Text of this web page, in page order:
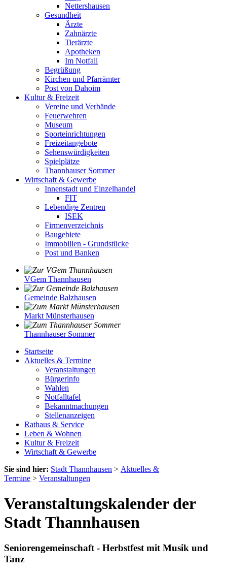
Nettershausen
Gesundheit
Ärzte
Zahnärzte
Tierärzte
Apotheken
Im Notfall
Begrüßung
Kirchen und Pfarrämter
Post von Dahoim
Kultur & Freizeit
Vereine und Verbände
Feuerwehren
Museum
Sporteinrichtungen
Freizeitangebote
Sehenswürdigkeiten
Spielplätze
Thannhauser Sommer
Wirtschaft & Gewerbe
Innenstadt und Einzelhandel
FIT
Lebendige Zentren
ISEK
Firmenverzeichnis
Baugebiete
Immobilien - Grundstücke
Post und Banken
VGem Thannhausen
Gemeinde Balzhausen
Markt Münsterhausen
Thannhauser Sommer
Startseite
Aktuelles & Termine
Veranstaltungen
Bürgerinfo
Wahlen
Notfalltafel
Bekanntmachungen
Stellenanzeigen
Rathaus & Service
Leben & Wohnen
Kultur & Freizeit
Wirtschaft & Gewerbe
Sie sind hier: Stadt Thannhausen > Aktuelles &
Termine > Veranstaltungen
Veranstaltungskalender der
Stadt Thannhausen
Seniorengemeinschaft - Herbstfest mit Musik und
Tanz